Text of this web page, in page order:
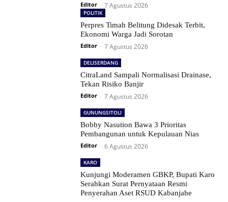
Editor - 7 Agustus 2026
POLITIK
Perpres Timah Belitung Didesak Terbit,
Ekonomi Warga Jadi Sorotan
Editor - 7 Agustus 2026
DELISERDANG
CitraLand Sampali Normalisasi Drainase,
Tekan Risiko Banjir
Editor - 7 Agustus 2026
GUNUNGSITOLI
Bobby Nasution Bawa 3 Prioritas
Pembangunan untuk Kepulauan Nias
Editor - 6 Agustus 2026
KARO
Kunjungi Moderamen GBKP, Bupati Karo
Serahkan Surat Pernyataan Resmi
Penyerahan Aset RSUD Kabanjahe